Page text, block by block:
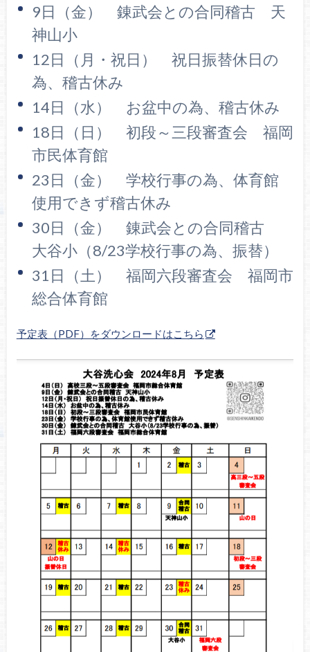
9日（金） 錬武会との合同稽古 天
神山小
12日（月・祝日） 祝日振替休日の
為、稽古休み
14日（水） お盆中の為、稽古休み
18日（日） 初段～三段審査会 福岡
市民体育館
23日（金） 学校行事の為、体育館
使用できず稽古休み
30日（金） 錬武会との合同稽古
大谷小（8/23学校行事の為、振替）
31日（土） 福岡六段審査会 福岡市
総合体育館
予定表（PDF）をダウンロードはこちら